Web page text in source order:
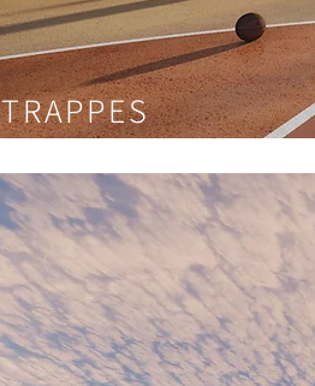
TRAPPES